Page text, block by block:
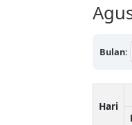
Bulan:
Hari